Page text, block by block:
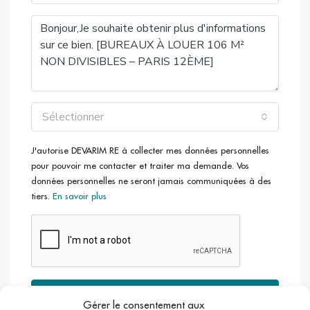
Gérer le consentement aux
Sélectionner
J'autorise DEVARIM RE à collecter mes données personnelles
pour pouvoir me contacter et traiter ma demande. Vos
données personnelles ne seront jamais communiquées à des
tiers. En savoir plus